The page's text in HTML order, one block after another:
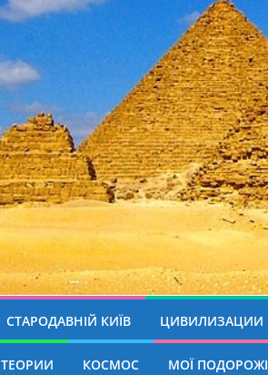
СТАРОДАВНІЙ КИЇВ ЦИВИЛИЗАЦИИ
ТЕОРИИ КОСМОС МОЇ ПОДОРОЖІ